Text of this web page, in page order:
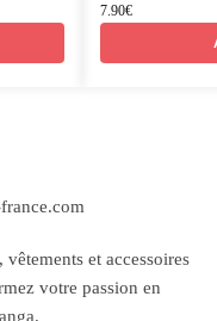
7.90€
et accessoires
votre passion en